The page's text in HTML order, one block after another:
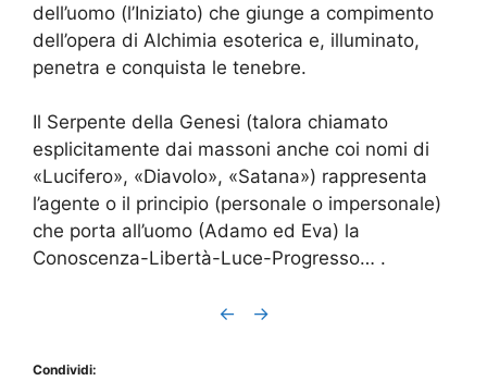
dell’uomo (l’Iniziato) che giunge a compimento
dell’opera di Alchimia esoterica e, illuminato,
penetra e conquista le tenebre.
Il Serpente della Genesi (talora chiamato
esplicitamente dai massoni anche coi nomi di
«Lucifero», «Diavolo», «Satana») rappresenta
l’agente o il principio (personale o impersonale)
che porta all’uomo (Adamo ed Eva) la
Conoscenza-Libertà-Luce-Progresso… .
← →
Condividi: